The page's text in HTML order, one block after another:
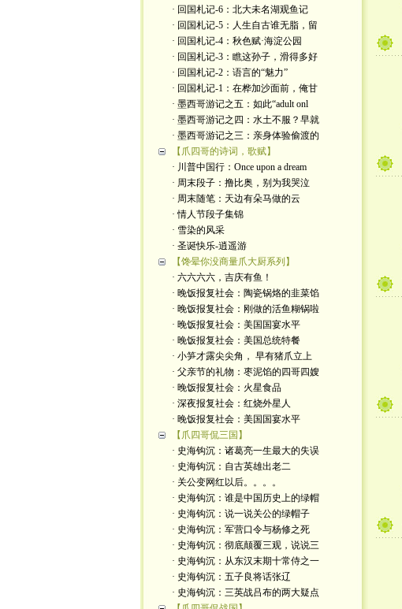
· 回国札记-6：北大未名湖观鱼记
· 回国札记-5：人生自古谁无脂，留
· 回国札记-4：秋色赋·海淀公园
· 回国札记-3：瞧这孙子，滑得多好
· 回国札记-2：语言的“魅力”
· 回国札记-1：在桦加沙面前，俺甘
· 墨西哥游记之五：如此“adult onl
· 墨西哥游记之四：水土不服？早就
· 墨西哥游记之三：亲身体验偷渡的
【爪四哥的诗词，歌赋】
· 川普中国行：Once upon a dream
· 周末段子：撸比奥，别为我哭泣
· 周末随笔：天边有朵马做的云
· 情人节段子集锦
· 雪染的风采
· 圣诞快乐-逍遥游
【馋晕你没商量爪大厨系列】
· 六六六六，吉庆有鱼！
· 晚饭报复社会：陶瓷锅烙的韭菜馅
· 晚饭报复社会：刚做的活鱼糊锅啦
· 晚饭报复社会：美国国宴水平
· 晚饭报复社会：美国总统特餐
· 小笋才露尖尖角， 早有猪爪立上
· 父亲节的礼物：枣泥馅的四哥四嫂
· 晚饭报复社会：火星食品
· 深夜报复社会：红烧外星人
· 晚饭报复社会：美国国宴水平
【爪四哥侃三国】
· 史海钩沉：诸葛亮一生最大的失误
· 史海钩沉：自古英雄出老二
· 关公变网红以后。。。。
· 史海钩沉：谁是中国历史上的绿帽
· 史海钩沉：说一说关公的绿帽子
· 史海钩沉：军营口令与杨修之死
· 史海钩沉：彻底颠覆三观，说说三
· 史海钩沉：从东汉末期十常侍之一
· 史海钩沉：五子良将话张辽
· 史海钩沉：三英战吕布的两大疑点